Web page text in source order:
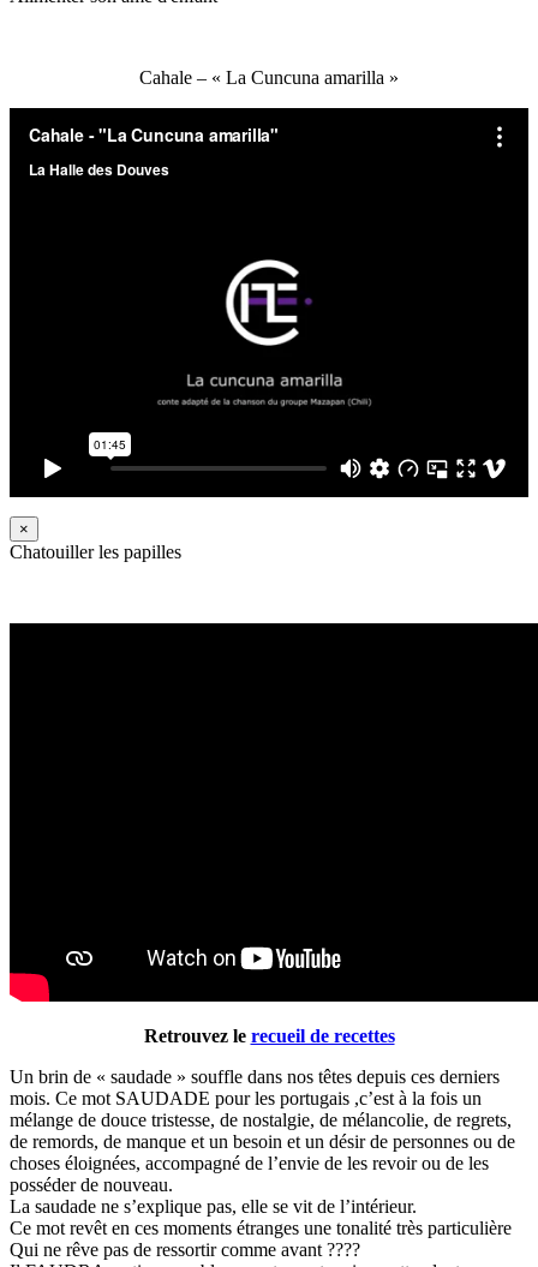
Cahale – « La Cuncuna amarilla »
×
Chatouiller les papilles
Retrouvez le recueil de recettes
Un brin de « saudade » souffle dans nos têtes depuis ces derniers
mois. Ce mot SAUDADE pour les portugais ,c’est à la fois un
mélange de douce tristesse, de nostalgie, de mélancolie, de regrets,
de remords, de manque et un besoin et un désir de personnes ou de
choses éloignées, accompagné de l’envie de les revoir ou de les
posséder de nouveau.
La saudade ne s’explique pas, elle se vit de l’intérieur.
Ce mot revêt en ces moments étranges une tonalité très particulière
Qui ne rêve pas de ressortir comme avant ????